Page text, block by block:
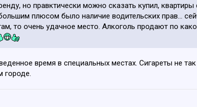
но правктически можно сказать купил,
плюсом было наличие водительских прав...
то очень удачное место. Алкоголь продают по
время в специальных местах. Сигареты не
городе.